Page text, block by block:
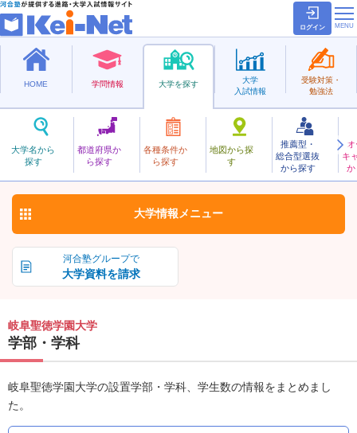
ログイン
HOME 学問情報 大学を探す
大学名から
探す
都道府県か
ら探す
各種条件か
ら探す
地図から探
す
推薦型・
総合型選抜
から探す
キ
か
大学
入試情報
受験対策・
勉強法
私立
ぎふしょうとくがくえん
岐阜聖徳学園大学 お気に入り
河合塾グループで
大学資料を請求
大学情報 メニュー
岐阜聖徳学園大学
学部・学科
岐阜聖徳学園大学の設置学部・学科、学生数の情報をまとめまし
た。